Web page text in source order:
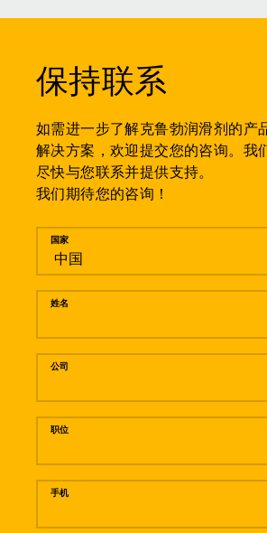
保持联系
如需进一步了解克鲁勃润滑剂的产
解决方案，欢迎提交您的咨询。我
尽快与您联系并提供支持。
我们期待您的咨询！
留言
国家
姓名
公司
职位
手机